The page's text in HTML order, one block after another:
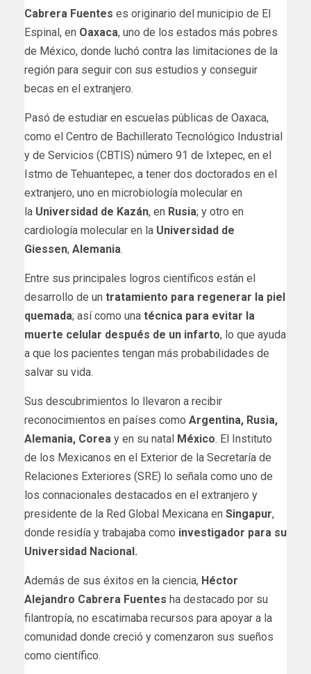
Cabrera Fuentes es originario del municipio de El
Espinal, en Oaxaca, uno de los estados más pobres
de México, donde luchó contra las limitaciones de la
región para seguir con sus estudios y conseguir
becas en el extranjero.
Pasó de estudiar en escuelas públicas de Oaxaca,
como el Centro de Bachillerato Tecnológico Industrial
y de Servicios (CBTIS) número 91 de Ixtepec, en el
Istmo de Tehuantepec, a tener dos doctorados en el
extranjero, uno en microbiología molecular en
la Universidad de Kazán, en Rusia; y otro en
cardiología molecular en la Universidad de
Giessen, Alemania.
Entre sus principales logros científicos están el
desarrollo de un tratamiento para regenerar la piel
quemada; así como una técnica para evitar la
muerte celular después de un infarto, lo que ayuda
a que los pacientes tengan más probabilidades de
salvar su vida.
Sus descubrimientos lo llevaron a recibir
reconocimientos en países como Argentina, Rusia,
Alemania, Corea y en su natal México. El Instituto
de los Mexicanos en el Exterior de la Secretaría de
Relaciones Exteriores (SRE) lo señala como uno de
los connacionales destacados en el extranjero y
presidente de la Red Global Mexicana en Singapur,
donde residía y trabajaba como investigador para su
Universidad Nacional.
Además de sus éxitos en la ciencia, Héctor
Alejandro Cabrera Fuentes ha destacado por su
filantropía, no escatimaba recursos para apoyar a la
comunidad donde creció y comenzaron sus sueños
como científico.